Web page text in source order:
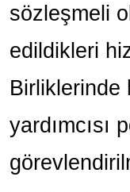
sözleşmeli
edildikleri
Birliklerinde
yardımcısı